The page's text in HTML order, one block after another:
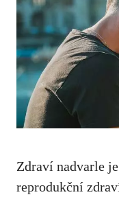
Zdraví nadvarle
reprodukční